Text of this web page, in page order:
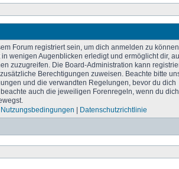
Forum registriert sein, um dich anmelden zu
in wenigen Augenblicken erledigt und ermöglicht dir,
zuzugreifen. Die Board-Administration kann
Berechtigungen zuweisen. Beachte bitte
und die verwandten Regelungen, bevor du dich
auch die jeweiligen Forenregeln, wenn du
Nutzungsbedingungen
Datenschutzrichtlinie